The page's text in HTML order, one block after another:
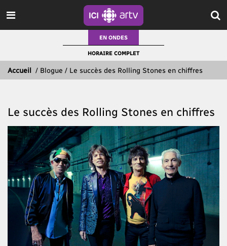
EN ONDES
HORAIRE COMPLET
Accueil / Blogue / Le succès des Rolling Stones en chiffres
Le succès des Rolling Stones en chiffres